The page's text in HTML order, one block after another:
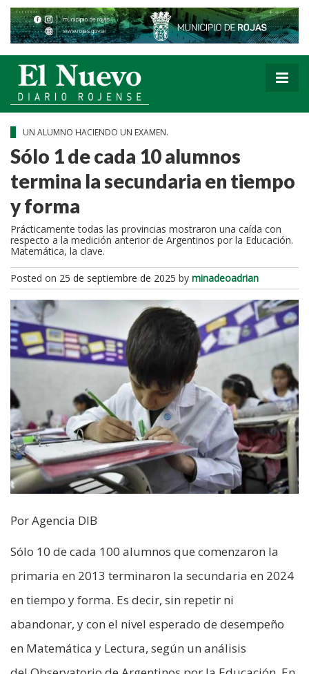
UN ALUMNO HACIENDO UN EXAMEN.
Sólo 1 de cada 10 alumnos
termina la secundaria en tiempo
y forma
Prácticamente todas las provincias mostraron una caída con
respecto a la medición anterior de Argentinos por la Educación.
Matemática, la clave.
Posted on 25 de septiembre de 2025 by minadeoadrian
Por Agencia DIB
Sólo 10 de cada 100 alumnos que comenzaron la
primaria en 2013 terminaron la secundaria en 2024
en tiempo y forma. Es decir, sin repetir ni
abandonar, y con el nivel esperado de desempeño
en Matemática y Lectura, según un análisis